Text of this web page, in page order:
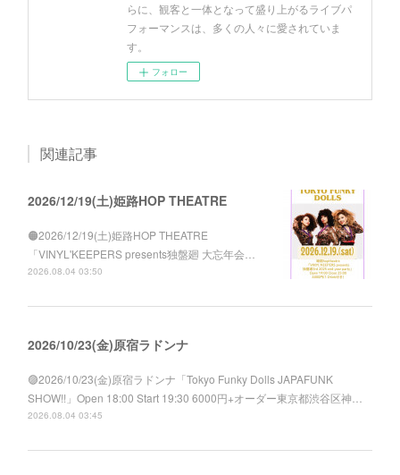
らに、観客と一体となって盛り上がるライブパ
フォーマンスは、多くの人々に愛されていま
す。
フォロー
関連記事
2026/12/19(土)姫路HOP THEATRE
🟠2026/12/19(土)姫路HOP THEATRE
「VINYL'KEEPERS presents独盤廻 大忘年会…
2026.08.04 03:50
2026/10/23(金)原宿ラドンナ
🟣2026/10/23(金)原宿ラドンナ「Tokyo Funky Dolls JAPAFUNK
SHOW!!」Open 18:00 Start 19:30 6000円+オーダー東京都渋谷区神…
2026.08.04 03:45